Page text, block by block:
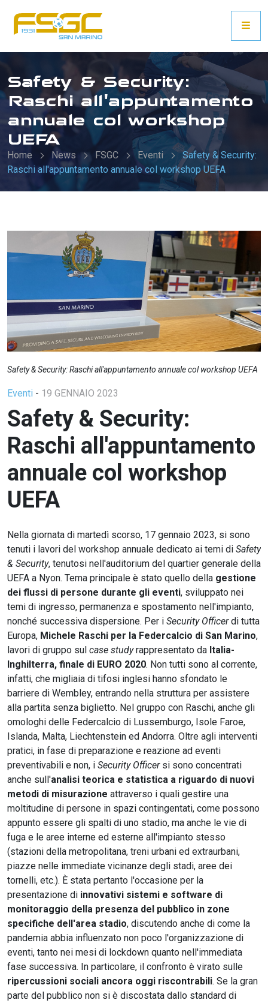
Safety & Security:
Raschi all'appuntamento
annuale col workshop
UEFA
Home News FSGC Eventi
Safety & Security:
Raschi all'appuntamento annuale col workshop UEFA
Safety & Security: Raschi all'appuntamento annuale col workshop UEFA
Eventi - 19 GENNAIO 2023
Safety & Security:
Raschi all'appuntamento
annuale col workshop
UEFA
Nella giornata di martedì scorso, 17 gennaio 2023, si sono
tenuti i lavori del workshop annuale dedicato ai temi di Safety
& Security, tenutosi nell'auditorium del quartier generale della
UEFA a Nyon. Tema principale è stato quello della gestione
dei flussi di persone durante gli eventi, sviluppato nei
temi di ingresso, permanenza e spostamento nell'impianto,
nonché successiva dispersione. Per i Security Officerdi tutta
Europa, Michele Raschi per la Federcalcio di San Marino,
lavori di gruppo sul case studyrappresentato da Italia-
Inghilterra, finale di EURO 2020. Non tutti sono al corrente,
infatti, che migliaia di tifosi inglesi hanno sfondato le
barriere di Wembley, entrando nella struttura per assistere
alla partita senza biglietto. Nel gruppo con Raschi, anche gli
omologhi delle Federcalcio di Lussemburgo, Isole Faroe,
Islanda, Malta, Liechtenstein ed Andorra. Oltre agli interventi
pratici, in fase di preparazione e reazione ad eventi
preventivabili e non, i Security Officersi sono concentrati
anche sull'analisi teorica e statistica a riguardo di nuovi
metodi di misurazione attraverso i quali gestire una
moltitudine di persone in spazi contingentati, come possono
appunto essere gli spalti di uno stadio, ma anche le vie di
fuga e le aree interne ed esterne all'impianto stesso
(stazioni della metropolitana, treni urbani ed extraurbani,
piazze nelle immediate vicinanze degli stadi, aree dei
tornelli, etc.). È stata pertanto l'occasione per la
presentazione di innovativi sistemi e software di
monitoraggio della presenza del pubblico in zone
specifiche dell'area stadio, discutendo anche di come la
pandemia abbia influenzato non poco l'organizzazione di
eventi, tanto nei mesi di lockdown quanto nell'immediata
fase successiva. In particolare, il confronto è virato sulle
ripercussioni sociali ancora oggi riscontrabili. Se la gran
parte del pubblico non si è discostata dallo standard di